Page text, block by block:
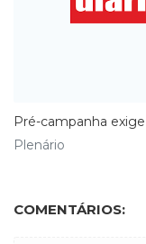
Pré-campanha
Plenário
COMENTÁRIOS: